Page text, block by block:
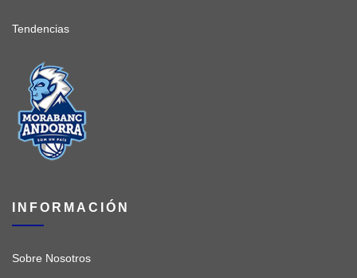
Tendencias
INFORMACIÓN
Sobre Nosotros